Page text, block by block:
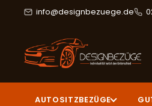
info@designbezuege.de
AUTOSITZBEZÜGE